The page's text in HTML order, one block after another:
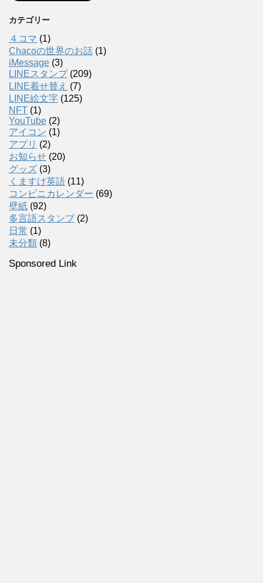
カテゴリー
４コマ (1)
Chacoの世界のお話 (1)
iMessage (3)
LINEスタンプ(209)
LINE着せ替え (7)
LINE絵文字 (125)
NFT (1)
YouTube (2)
アイコン (1)
アプリ (2)
お知らせ (20)
グッズ (3)
くますけ英語 (11)
コンビニカレンダー (69)
壁紙 (92)
多言語スタンプ(2)
日常 (1)
未分類 (8)
Sponsored Link